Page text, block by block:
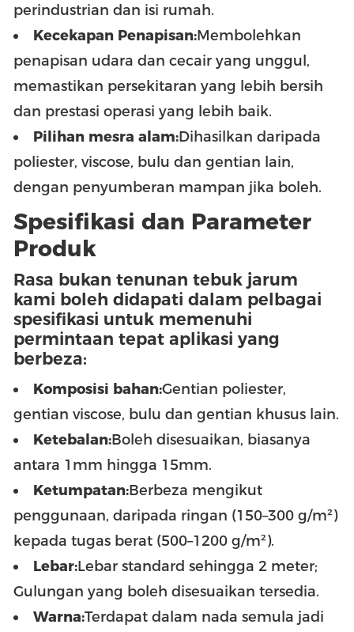
perindustrian dan isi rumah.
Kecekapan Penapisan:Membolehkan
penapisan udara dan cecair yang unggul,
memastikan persekitaran yang lebih bersih
dan prestasi operasi yang lebih baik.
Pilihan mesra alam:Dihasilkan daripada
poliester, viscose, bulu dan gentian lain,
dengan penyumberan mampan jika boleh.
Spesifikasi dan Parameter
Produk
Rasa bukan tenunan tebuk jarum
kami boleh didapati dalam pelbagai
spesifikasi untuk memenuhi
permintaan tepat aplikasi yang
berbeza:
Komposisi bahan:Gentian poliester,
gentian viscose, bulu dan gentian khusus lain.
Ketebalan:Boleh disesuaikan, biasanya
antara 1mm hingga 15mm.
Ketumpatan:Berbeza mengikut
penggunaan, daripada ringan (150–300 g/m²)
kepada tugas berat (500–1200 g/m²).
Lebar:Lebar standard sehingga 2 meter;
Gulungan yang boleh disesuaikan tersedia.
Warna:Terdapat dalam nada semula jadi